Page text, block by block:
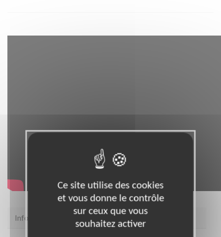
Infos pratiques
Ce site utilise des cookies
et vous donne le contrôle
sur ceux que vous
souhaitez activer